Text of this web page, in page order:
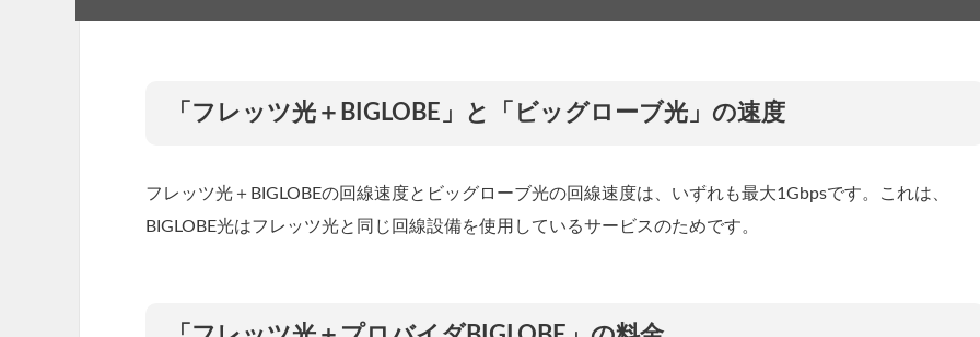
「フレッツ光＋BIGLOBE」と「ビッグローブ光」の速度
フレッツ光＋BIGLOBEの回線速度とビッグローブ光の回線速度は、いずれも最大1Gbpsです。これは、
BIGLOBE光はフレッツ光と同じ回線設備を使用しているサービスのためです。